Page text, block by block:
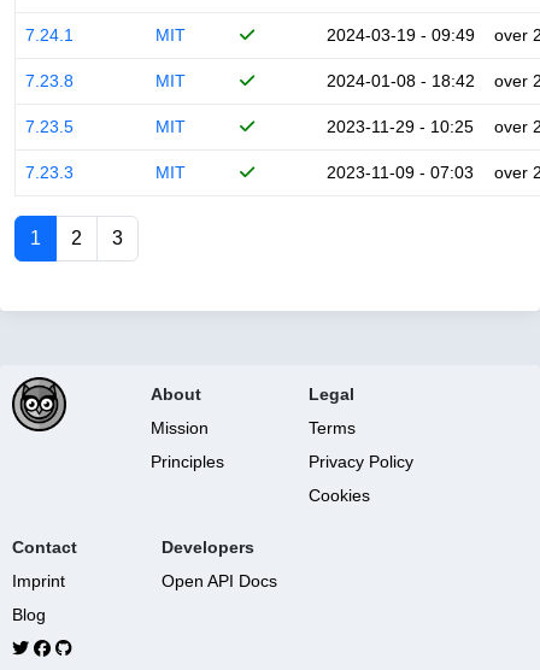
7.24.1 MIT 2024-03-19 - 09:49 over
7.23.8 MIT 2024-01-08 - 18:42 over
7.23.5 MIT 2023-11-29 - 10:25 over
7.23.3 MIT 2023-11-09 - 07:03 over
1 2 3
About
Mission
Principles
Legal
Terms
Privacy Policy
Cookies
Contact
Imprint
Blog
Developers
Open API Docs